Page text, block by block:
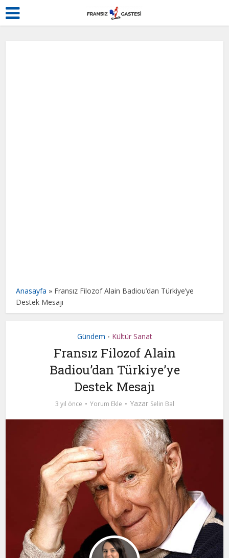
Anasayfa » Fransız Filozof Alain Badiou’dan Türkiye’ye
Destek Mesajı
Gündem • Kültür Sanat
Fransız Filozof Alain
Badiou’dan Türkiye’ye
Destek Mesajı
3 yıl önce Yorum Ekle Yazar Selin Bal